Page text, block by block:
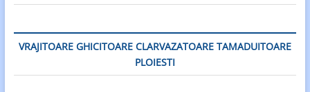
VRAJITOARE GHICITOARE CLARVAZATOARE TAMADUITOARE
PLOIESTI